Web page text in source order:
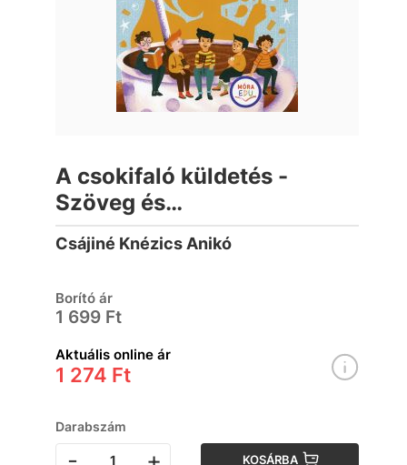
A csokifaló küldetés -
Szöveg és
feladatgyűjtemény a
mondatfajták
Csájiné Knézics Anikó
Borító ár
1 699 Ft
Aktuális online ár
1 274 Ft
Darabszám
KOSÁRBA